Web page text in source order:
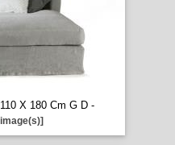
X 180 Cm G D -